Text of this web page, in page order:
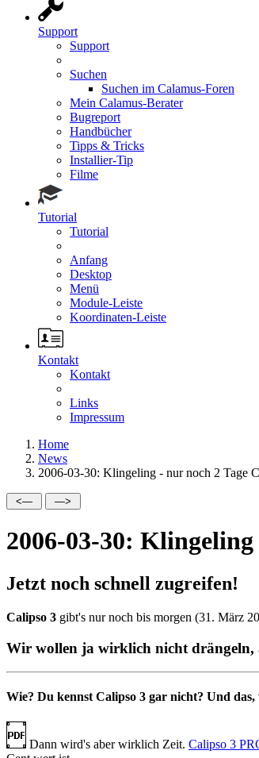
Support
Support
Suchen
Suchen im Calamus-Foren
Mein Calamus-Berater
Bugreport
Handbücher
Tipps & Tricks
Installier-Tip
Filme
Tutorial
Tutorial
Anfang
Desktop
Menü
Module-Leiste
Koordinaten-Leiste
Kontakt
Kontakt
Links
Impressum
Home
News
2006-03-30: Klingeling - nur noch 2 Tage
2006-03-30:
Jetzt noch schnell zugreifen!
Calipso 3 gibt's nur noch bis morgen (31. März
Wir wollen ja wirklich nicht drängeln,
Wie? Du kennst Calipso 3 gar nicht? Und
Dann wird's aber wirklich Zeit. Calipso 3